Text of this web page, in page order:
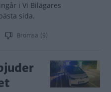
i Vi Bilägares
sida.
Bromsa (9)